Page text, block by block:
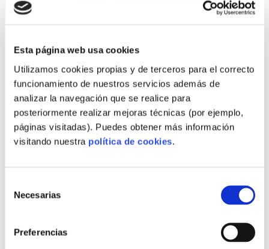
Esta página web usa cookies
Utilizamos cookies propias y de terceros para el correcto
funcionamiento de nuestros servicios además de
analizar la navegación que se realice para
posteriormente realizar mejoras técnicas (por ejemplo,
páginas visitadas). Puedes obtener más información
visitando nuestra política de cookies.
Necesarias
Preferencias
With the collaboration of:
Home